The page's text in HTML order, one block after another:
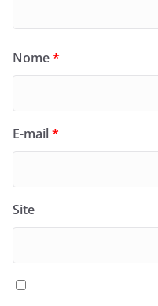
Nome*
E-mail*
Site